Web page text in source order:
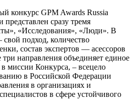
конкурс GPM Awards Russia
представлен сразу тремя
«Исследования», «Люди». В
подход, количество
состав экспертов — асессоров
направления объединяет единое
миссии Конкурса, – всецело
в Российской Федерации
в организациях и
в сфере устойчивого